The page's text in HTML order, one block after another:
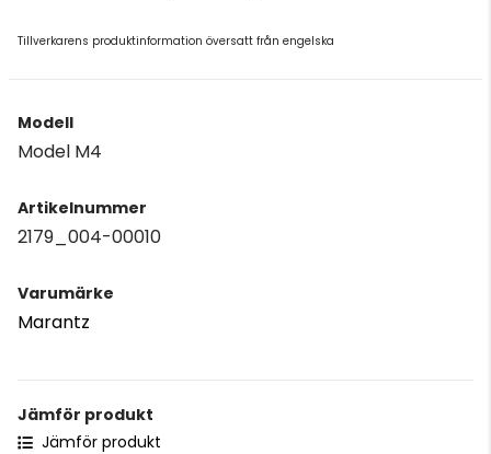
Tillverkarens produktinformation översatt från engelska
Modell
Model M4
Artikelnummer
2179_004-00010
Varumärke
Marantz
Jämför produkt
Jämför produkt